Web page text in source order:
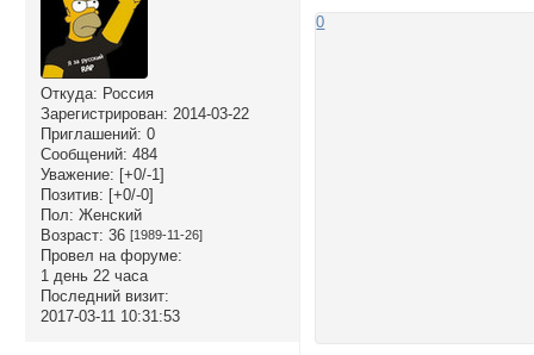
Откуда: Россия
Зарегистрирован: 2014-03-22
Приглашений: 0
Сообщений: 484
Уважение: [+0/-1]
Позитив: [+0/-0]
Пол: Женский
Возраст: 36 [1989-11-26]
Провел на форуме:
1 день 22 часа
Последний визит:
2017-03-11 10:31:53
0